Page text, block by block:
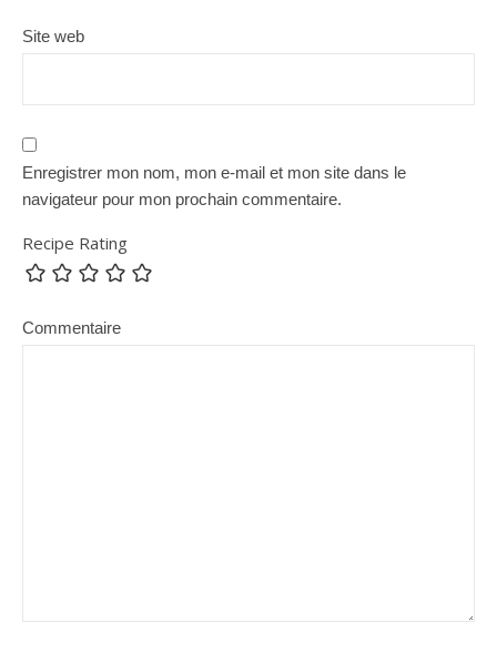
Site web
Enregistrer mon nom, mon e-mail et mon site dans le
navigateur pour mon prochain commentaire.
Recipe Rating
Commentaire